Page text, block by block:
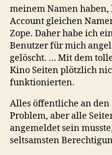
meinem Namen
Account gleichen
Zope. Daher habe ich
Benutzer für mich
gelöscht. … Mit dem
Kino Seiten plötzlich
funktionierten.
Alles öffentliche an
Problem, aber alle
angemeldet sein
seltsamsten